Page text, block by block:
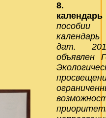
8.
пособии
календарь
дат.
объявлен